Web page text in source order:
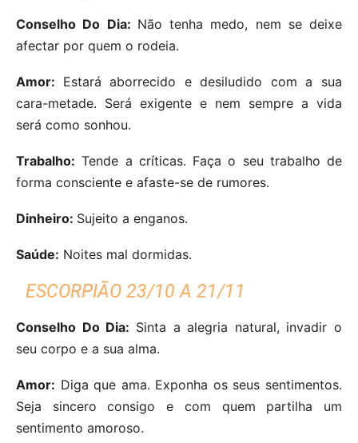
Conselho Do Dia: Não tenha medo, nem se deixe
afectar por quem o rodeia.
Amor: Estará aborrecido e desiludido com a sua
cara-metade. Será exigente e nem sempre a vida
será como sonhou.
Trabalho: Tende a críticas. Faça o seu trabalho de
forma consciente e afaste-se de rumores.
Dinheiro: Sujeito a enganos.
Saúde: Noites mal dormidas.
ESCORPIÃO 23/10 A 21/11
Conselho Do Dia: Sinta a alegria natural, invadir o
seu corpo e a sua alma.
Amor: Diga que ama. Exponha os seus sentimentos.
Seja sincero consigo e com quem partilha um
sentimento amoroso.